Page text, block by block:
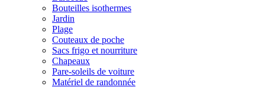
Bouteilles isothermes
Jardin
Plage
Couteaux de poche
Sacs frigo et nourriture
Chapeaux
Pare-soleils de voiture
Matériel de randonnée